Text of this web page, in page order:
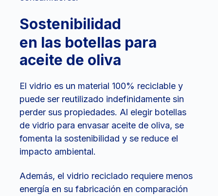
Sostenibilidad
en las botellas para
aceite de oliva
El vidrio es un material 100% reciclable y
puede ser reutilizado indefinidamente sin
perder sus propiedades. Al elegir botellas
de vidrio para envasar aceite de oliva, se
fomenta la sostenibilidad y se reduce el
impacto ambiental.
Además, el vidrio reciclado requiere menos
energía en su fabricación en comparación